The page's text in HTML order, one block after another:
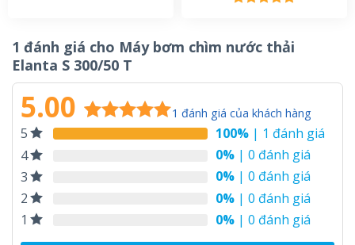
5 sao
1 đánh giá cho Máy bơm chìm nước thải
Elanta S 300/50 T
5.00 1 đánh giá của khách hàng
5 100% | 1 đánh giá
4
0% | 0 đánh giá
3
0% | 0 đánh giá
2
0% | 0 đánh giá
1
0% | 0 đánh giá